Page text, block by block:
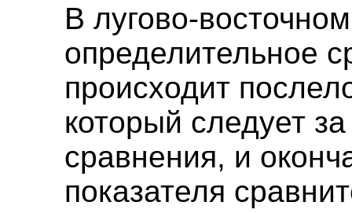
В лугово-
определительное
происходит
который следует
сравнения, и
показателя